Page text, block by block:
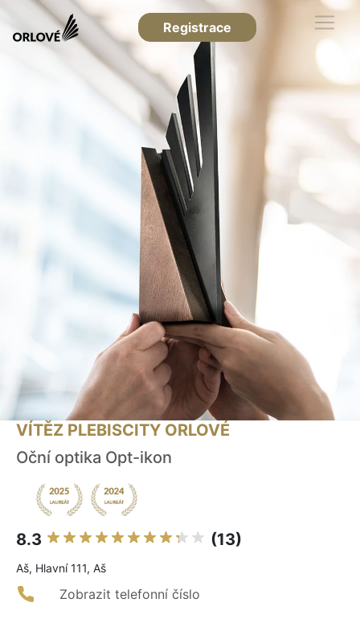
Registrace
VÍTĚZ PLEBISCITY ORLOVÉ
Oční optika Opt-ikon
8.3 (13)
Aš, Hlavní 111, Aš
Zobrazit telefonní číslo